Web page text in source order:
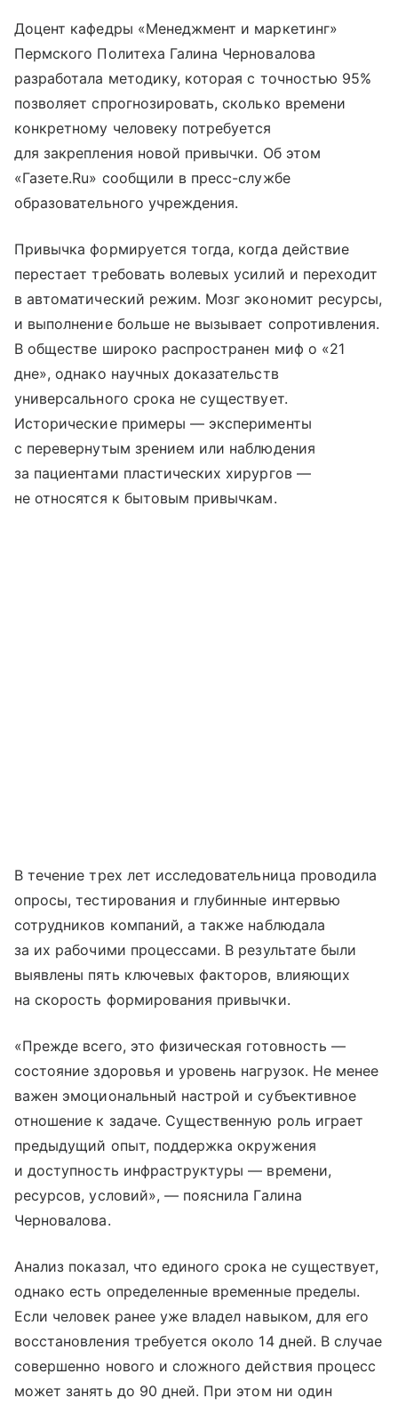
Доцент кафедры «Менеджмент и маркетинг»
Пермского Политеха Галина Черновалова
разработала методику, которая с точностью 95%
позволяет спрогнозировать, сколько времени
конкретному человеку потребуется
для закрепления новой привычки. Об этом
«Газете.Ru» сообщили в пресс-службе
образовательного учреждения.
Привычка формируется тогда, когда действие
перестает требовать волевых усилий и переходит
в автоматический режим. Мозг экономит ресурсы,
и выполнение больше не вызывает сопротивления.
В обществе широко распространен миф о «21
дне», однако научных доказательств
универсального срока не существует.
Исторические примеры — эксперименты
с перевернутым зрением или наблюдения
за пациентами пластических хирургов —
не относятся к бытовым привычкам.
В течение трех лет исследовательница проводила
опросы, тестирования и глубинные интервью
сотрудников компаний, а также наблюдала
за их рабочими процессами. В результате были
выявлены пять ключевых факторов, влияющих
на скорость формирования привычки.
«Прежде всего, это физическая готовность —
состояние здоровья и уровень нагрузок. Не менее
важен эмоциональный настрой и субъективное
отношение к задаче. Существенную роль играет
предыдущий опыт, поддержка окружения
и доступность инфраструктуры — времени,
ресурсов, условий», — пояснила Галина
Черновалова.
Анализ показал, что единого срока не существует,
однако есть определенные временные пределы.
Если человек ранее уже владел навыком, для его
восстановления требуется около 14 дней. В случае
совершенно нового и сложного действия процесс
может занять до 90 дней. При этом ни один